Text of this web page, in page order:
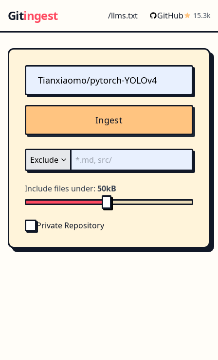
Gitingest /llms.txt GitHub 15.3k
Ingest
Include files under: 50kB
Private Repository